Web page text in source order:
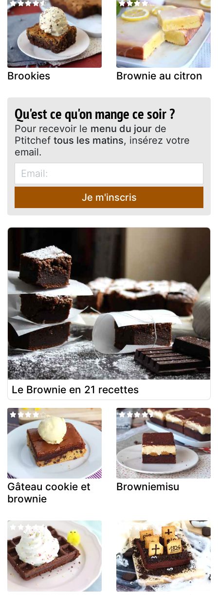
Brookies Brownie au citron
Qu'est ce qu'on mange ce soir ?
Pour recevoir le menu du jour de
Ptitchef tous les matins, insérez votre
email.
Je m'inscris
Le Brownie en 21 recettes
Gâteau cookie et
brownie
Browniemisu